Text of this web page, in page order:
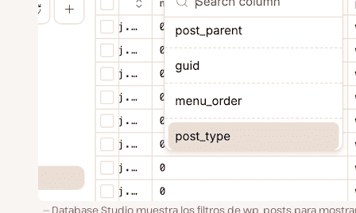
Database Studio muestra los filtros de wp_posts para